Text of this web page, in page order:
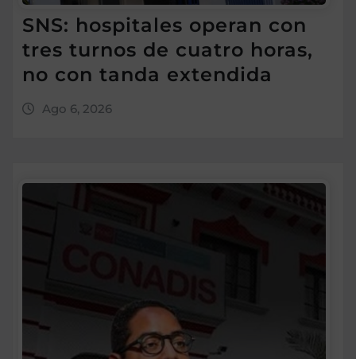
SNS: hospitales operan con
tres turnos de cuatro horas,
no con tanda extendida
Ago 6, 2026